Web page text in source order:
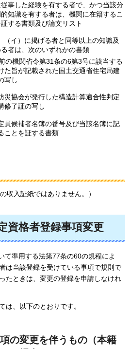
事した経験を有する者で、かつ当該分
知識を有する者は、機関に在籍するこ
する書類及び論文リスト
（イ）に掲げる者と同等以上の知識及
者は、次のいずれかの書類
の機関省令第31条の6第3号に該当する
た旨が記載された国土交通省住宅局建
写し
災協会が発行した構造計算適合性判定
修了証の写し
員候補者名簿の番号及び当該名簿に記
ことを証する書類
収入証紙ではありません。）
資格者登録事項変更
て準用する法第77条の60の規程によ
は当該登録を受けている事項で規則で
たときは、変更の登録を申請しなけれ
は、以下のとおりです。
の変更を伴うもの（本籍